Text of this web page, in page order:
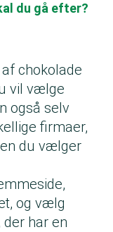
du gå efter?
chokolade
vil vælge
også selv
firmaer,
du vælger
og vælg
har en